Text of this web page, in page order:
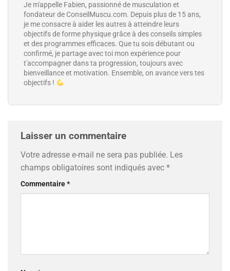
Je m'appelle Fabien, passionné de musculation et
fondateur de ConseilMuscu.com. Depuis plus de 15 ans,
je me consacre à aider les autres à atteindre leurs
objectifs de forme physique grâce à des conseils simples
et des programmes efficaces. Que tu sois débutant ou
confirmé, je partage avec toi mon expérience pour
t'accompagner dans ta progression, toujours avec
bienveillance et motivation. Ensemble, on avance vers tes
objectifs !
Laisser un commentaire
Votre adresse e-mail ne sera pas publiée. Les
champs obligatoires sont indiqués avec *
Commentaire*